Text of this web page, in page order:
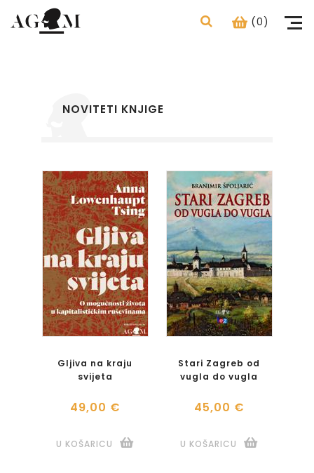
(0)
NOVITETI KNJIGE
Gljiva na kraju
svijeta
49,00 €
U KOŠARICU
Stari Zagreb od
vugla do vugla
45,00 €
U KOŠARICU